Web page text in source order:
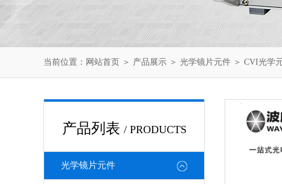
当前位置： 网站首页 ＞ 产品展示 ＞ 光学镜片元件 ＞ CVI光学
产品列表 / PRODUCTS
光学镜片元件